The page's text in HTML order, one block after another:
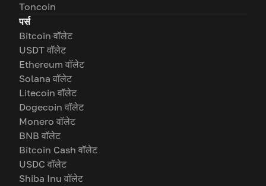
Toncoin
पर्स
Bitcoin वॉलेट
USDT वॉलेट
Ethereum वॉलेट
Solana वॉलेट
Litecoin वॉलेट
Dogecoin वॉलेट
Monero वॉलेट
BNB वॉलेट
Bitcoin Cash वॉलेट
USDC वॉलेट
Shiba Inu वॉलेट